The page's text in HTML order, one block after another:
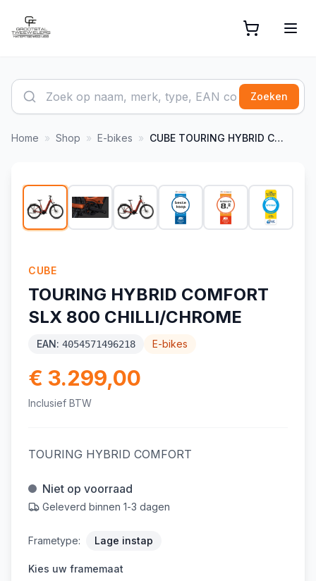
Zoeken
Home » Shop » E-bikes » CUBE TOURING HYBRID COMFORT SLX 800 CHILLI/CHROME
CUBE
TOURING HYBRID COMFORT
SLX 800 CHILLI/CHROME
EAN: 4054571496218 E-bikes
€ 3.299,00
Inclusief BTW
TOURING HYBRID COMFORT
Niet op voorraad
Geleverd binnen 1-3 dagen
Frametype: Lage instap
Kies uw framemaat